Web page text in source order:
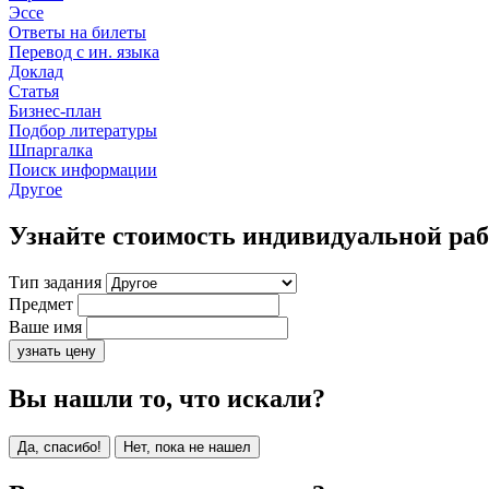
Эссе
Ответы на билеты
Перевод с ин. языка
Доклад
Статья
Бизнес-план
Подбор литературы
Шпаргалка
Поиск информации
Другое
Узнайте стоимость индивидуальной
Тип задания
Предмет
Ваше имя
узнать цену
Вы нашли то, что искали?
Да, спасибо! Нет, пока не нашел